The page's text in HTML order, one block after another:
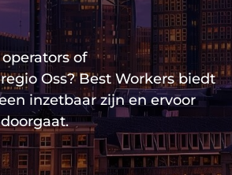
of
Oss? Best Workers biedt
inzetbaar zijn en ervoor